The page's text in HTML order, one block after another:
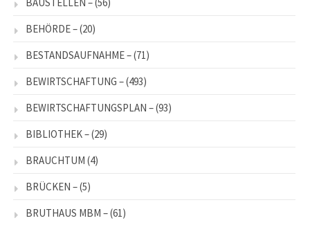
BAUSTELLEN –(56)
BEHÖRDE –(20)
BESTANDSAUFNAHME –(71)
BEWIRTSCHAFTUNG –(493)
BEWIRTSCHAFTUNGSPLAN –(93)
BIBLIOTHEK –(29)
BRAUCHTUM (4)
BRÜCKEN –(5)
BRUTHAUS MBM –(61)